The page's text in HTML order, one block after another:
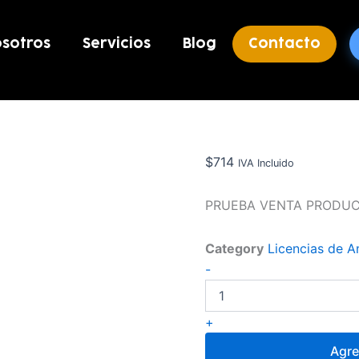
Servicios Blog Contacto
$714 IVA Incluido
PRUEBA VENTA
Category Licencias de
-PRODUCTO
PRUEBA
cantidad
+